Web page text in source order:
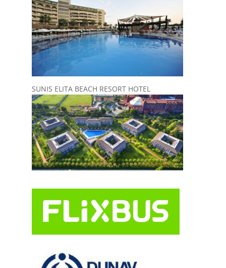
SUNIS ELITA BEACH RESORT HOTEL